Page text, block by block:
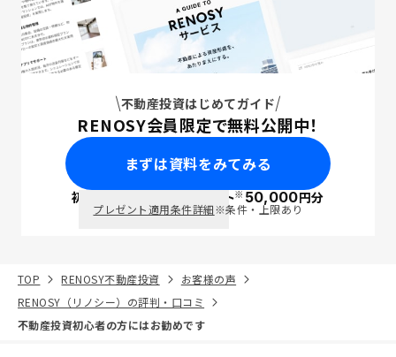
不動産投資はじめてガイド
RENOSY会員限定で無料公開中！
まずは資料をみてみる
初回面談で ポイント※50,000円分
プレゼント適用条件詳細※条件・上限あり
TOP RENOSY不動産投資
お客様の声
RENOSY（リノシー）の評判・口コミ
不動産投資初心者の方にはお勧めです